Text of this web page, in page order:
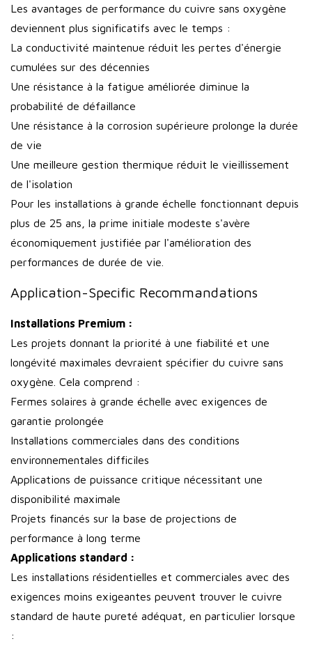
Les avantages de performance du cuivre sans oxygène
deviennent plus significatifs avec le temps :
La conductivité maintenue réduit les pertes d'énergie
cumulées sur des décennies
Une résistance à la fatigue améliorée diminue la
probabilité de défaillance
Une résistance à la corrosion supérieure prolonge la durée
de vie
Une meilleure gestion thermique réduit le vieillissement
de l'isolation
Pour les installations à grande échelle fonctionnant depuis
plus de 25 ans, la prime initiale modeste s'avère
économiquement justifiée par l'amélioration des
performances de durée de vie.
Application-Specific Recommandations
Installations Premium :
Les projets donnant la priorité à une fiabilité et une
longévité maximales devraient spécifier du cuivre sans
oxygène. Cela comprend :
Fermes solaires à grande échelle avec exigences de
garantie prolongée
Installations commerciales dans des conditions
environnementales difficiles
Applications de puissance critique nécessitant une
disponibilité maximale
Projets financés sur la base de projections de
performance à long terme
Applications standard :
Les installations résidentielles et commerciales avec des
exigences moins exigeantes peuvent trouver le cuivre
standard de haute pureté adéquat, en particulier lorsque
: